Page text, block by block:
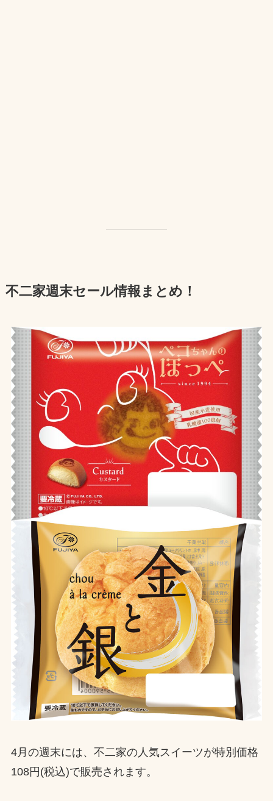
不二家週末セール情報まとめ！
4月の週末には、不二家の人気スイーツが特別価格
108円(税込)で販売されます。